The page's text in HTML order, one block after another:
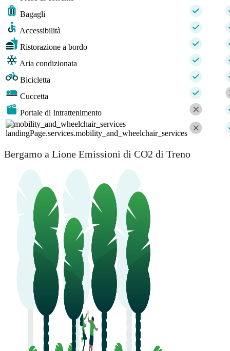
Bagagli
Accessibilità
Ristorazione a bordo
Aria condizionata
Bicicletta
Cuccetta
Portale di Intrattenimento
landingPage.services.mobility_and_wheelchair_services
Bergamo a Lione Emissioni di CO2 di Treno